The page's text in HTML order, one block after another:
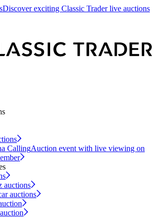
Discover exciting Classic Trader live auctions
CallingAuction event with live viewing on
auctions
auctions